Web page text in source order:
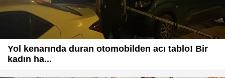
Yol kenarında duran otomobilden acı tablo! Bir
kadın ha...